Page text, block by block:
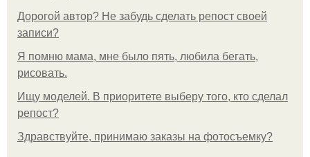
Дорогой автор? Не забудь сделать репост своей
записи?
Я помню мама, мне было пять, любила бегать,
рисовать.
Ищу моделей. В приоритете выберу того, кто сделал
репост?
Здравствуйте, принимаю заказы на фотосъемку?